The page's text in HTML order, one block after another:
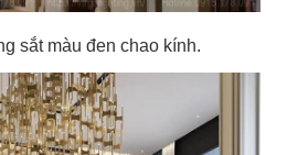
sắt màu đen chao kính.